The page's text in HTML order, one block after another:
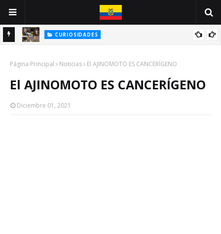
CURIOSIDADES
Página Principal Noticias El AJINOMOTO ES CANCERÍGENO
El AJINOMOTO ES CANCERÍGENO
Diciembre 01, 2021